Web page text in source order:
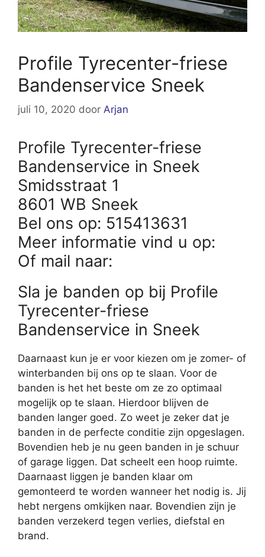
Profile Tyrecenter-friese
Bandenservice Sneek
juli 10, 2020 door Arjan
Profile Tyrecenter-friese
Bandenservice in Sneek
Smidsstraat 1
8601 WB Sneek
Bel ons op: 515413631
Meer informatie vind u op:
Of mail naar:
Sla je banden op bij Profile
Tyrecenter-friese
Bandenservice in Sneek
Daarnaast kun je er voor kiezen om je zomer- of
winterbanden bij ons op te slaan. Voor de
banden is het het beste om ze zo optimaal
mogelijk op te slaan. Hierdoor blijven de
banden langer goed. Zo weet je zeker dat je
banden in de perfecte conditie zijn opgeslagen.
Bovendien heb je nu geen banden in je schuur
of garage liggen. Dat scheelt een hoop ruimte.
Daarnaast liggen je banden klaar om
gemonteerd te worden wanneer het nodig is. Jij
hebt nergens omkijken naar. Bovendien zijn je
banden verzekerd tegen verlies, diefstal en
brand.